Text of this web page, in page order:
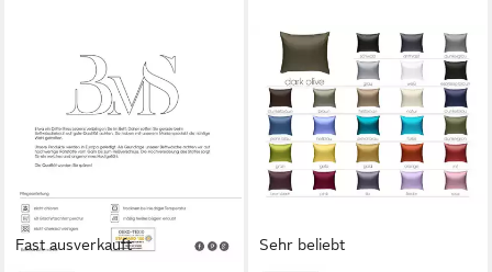
Fast ausverkauft Sehr beliebt